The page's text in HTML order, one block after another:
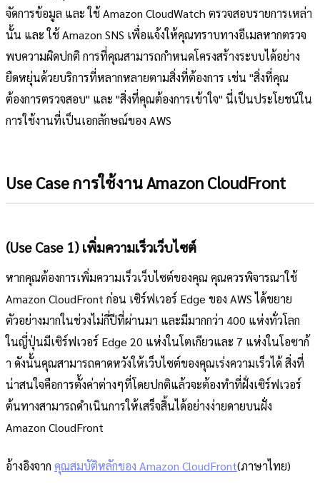
จัดการข้อมูล และ ใช้ Amazon CloudWatch ตรวจสอบรายการเหล่า
นั้น และ ใช้ Amazon SNS เพื่อแจ้งให้คุณทราบทางอีเมลหากตรวจ
พบความผิดปกติ การที่คุณสามารถกำหนดโครงสร้างระบบได้อย่าง
ยืดหยุ่นด้วยบริการที่หลากหลายตามสิ่งที่ต้องการ เช่น "สิ่งที่คุณ
ต้องการตรวจสอบ" และ "สิ่งที่คุณต้องการเข้าใจ" นี่เป็นประโยชน์ใน
การใช้งานที่เป็นเอกลักษณ์ของ AWS
Use Case การใช้งาน Amazon CloudFront
(Use Case 1) เพิ่มความเร็วเว็บไซต์
หากคุณต้องการเพิ่มความเร็วเว็บไซต์ของคุณ คุณควรพิจารณาใช้
Amazon CloudFront ก่อน เซิร์ฟเวอร์ Edge ของ AWS ได้ขยาย
ตัวอย่างมากในช่วงไม่กี่ปีที่ผ่านมา และมีมากกว่า 400 แห่งทั่วโลก
ในญี่ปุ่นมีเซิร์ฟเวอร์ Edge 20 แห่งในโตเกียวและ 7 แห่งในโอซาก้
า ดังนั้นคุณสามารถคาดหวังให้เว็บไซต์ของคุณเร่งความเร็วได้ สิ่งที่
น่าสนใจคือการตั้งค่าต่างๆที่โดยปกติแล้วจะต้องทำที่ฝั่งเซิร์ฟเวอร์
ต้นทางสามารถดำเนินการให้เสร็จสิ้นได้อย่างง่ายดายบนฝั่ง
Amazon CloudFront
อ้างอิงจาก คุณสมบัติหลักของ Amazon CloudFront(ภาษาไทย)